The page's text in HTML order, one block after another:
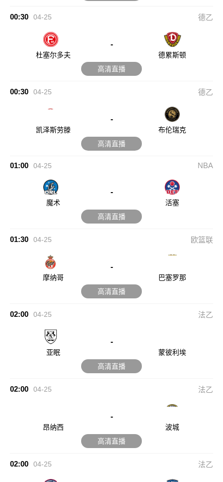
00:30 04-25 德乙
杜塞尔多夫
-
德累斯顿
高清直播
00:30 04-25 德乙
凯泽斯劳滕
-
布伦瑞克
高清直播
01:00 04-25 NBA
魔术
-
活塞
高清直播
01:30 04-25 欧篮联
摩纳哥
-
巴塞罗那
高清直播
02:00 04-25 法乙
亚眠
-
蒙彼利埃
高清直播
02:00 04-25 法乙
昂纳西
-
波城
高清直播
02:00 04-25 法乙